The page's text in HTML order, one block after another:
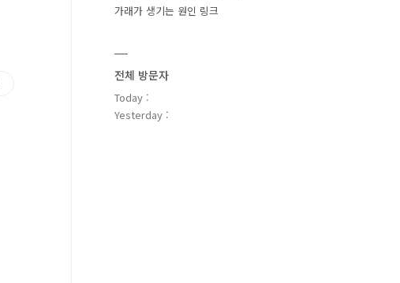
가래가 생기는 원인 링크
전체 방문자
Today :
Yesterday :